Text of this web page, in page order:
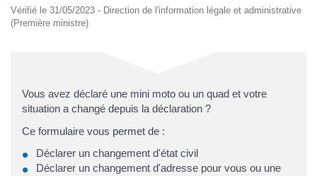
Vérifié le 31/05/2023 - Direction de l'information légale et administrative
(Première ministre)
Vous avez déclaré une mini moto ou un quad et votre
situation a changé depuis la déclaration ?
Ce formulaire vous permet de :
Déclarer un changement d'état civil
Déclarer un changement d'adresse pour vous ou une